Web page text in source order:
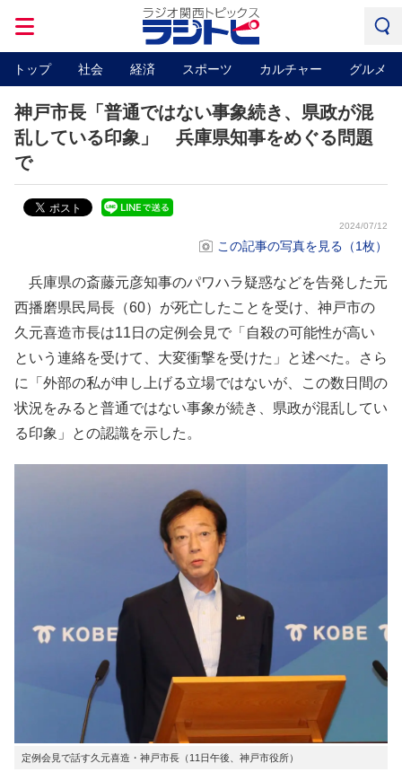
トップ 社会 経済 スポーツ カルチャー グルメ
神戸市長「普通ではない事象続き、県政が混
乱している印象」 兵庫県知事をめぐる問題
で
2024/07/12
この記事の写真を見る（1枚）
兵庫県の斎藤元彦知事のパワハラ疑惑などを告発した元
西播磨県民局長（60）が死亡したことを受け、神戸市の
久元喜造市長は11日の定例会見で「自殺の可能性が高い
という連絡を受けて、大変衝撃を受けた」と述べた。さら
に「外部の私が申し上げる立場ではないが、この数日間の
状況をみると普通ではない事象が続き、県政が混乱してい
る印象」との認識を示した。
定例会見で話す久元喜造・神戸市長（11日午後、神戸市役所）